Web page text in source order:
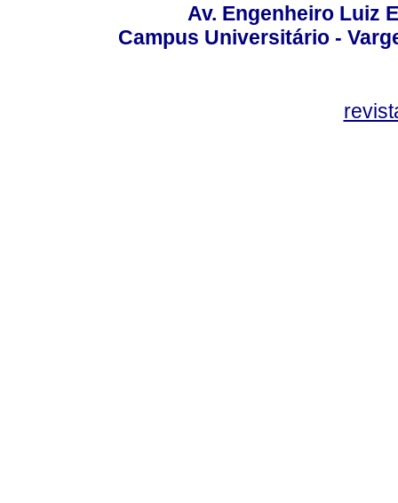
Av. Engenheiro Luiz
Campus Universitário -